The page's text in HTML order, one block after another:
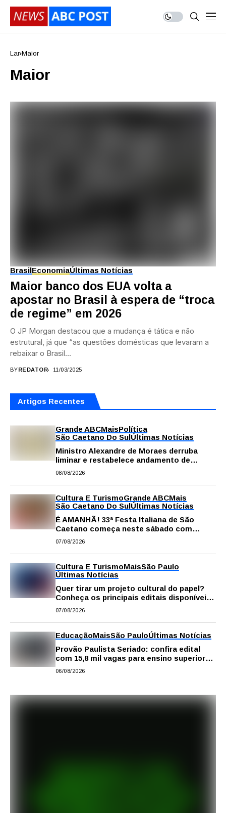
Lar Maior
Maior
BrasilEconomiaÚltimas Notícias
Maior banco dos EUA volta a
apostar no Brasil à espera de “troca
de regime” em 2026
O JP Morgan destacou que a mudança é tática e não
estrutural, já que “as questões domésticas que levaram a
rebaixar o Brasil...
BY REDATOR 11/03/2025
Artigos Recentes
Grande ABCMaisPolítica
São Caetano Do SulÚltimas Notícias
Ministro Alexandre de Moraes derruba
liminar e restabelece andamento de
comissão processante contra vereador
08/08/2026
Cultura E TurismoGrande ABCMais
São Caetano Do SulÚltimas Notícias
É AMANHÃ! 33ª Festa Italiana de São
Caetano começa neste sábado com
gastronomia, música e solidariedade
07/08/2026
Cultura E TurismoMaisSão Paulo
Últimas Notícias
Quer tirar um projeto cultural do papel?
Conheça os principais editais disponíveis
em São Paulo
07/08/2026
EducaçãoMaisSão PauloÚltimas Notícias
Provão Paulista Seriado: confira edital
com 15,8 mil vagas para ensino superior
público
06/08/2026